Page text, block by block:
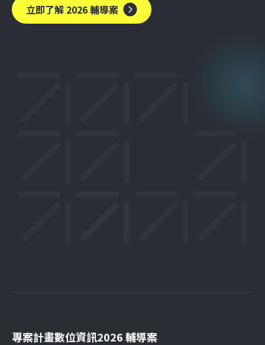
立即了解 2026 輔導案
專案計畫數位資訊2026 輔導案